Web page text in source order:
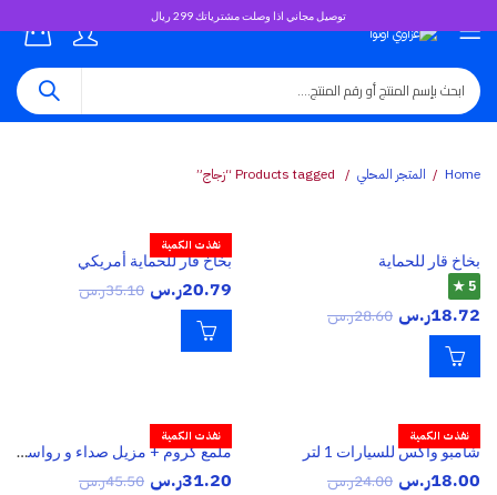
توصيل مجاني اذا وصلت مشترياتك 299 ريال
Home المتجر المحلي
بخاخ قار للحماية
5 ★
18.72ر.س 28.60ر.س
نفذت الكمية
بخاخ قار للحماية أمريكي
20.79ر.س 35.10ر.س
نفذت الكمية
شامبو واكس للسيارات 1 لتر
18.00ر.س 24.00ر.س
نفذت الكمية
ملمع كروم + مزيل صداء و رواسب
31.20ر.س 45.50ر.س